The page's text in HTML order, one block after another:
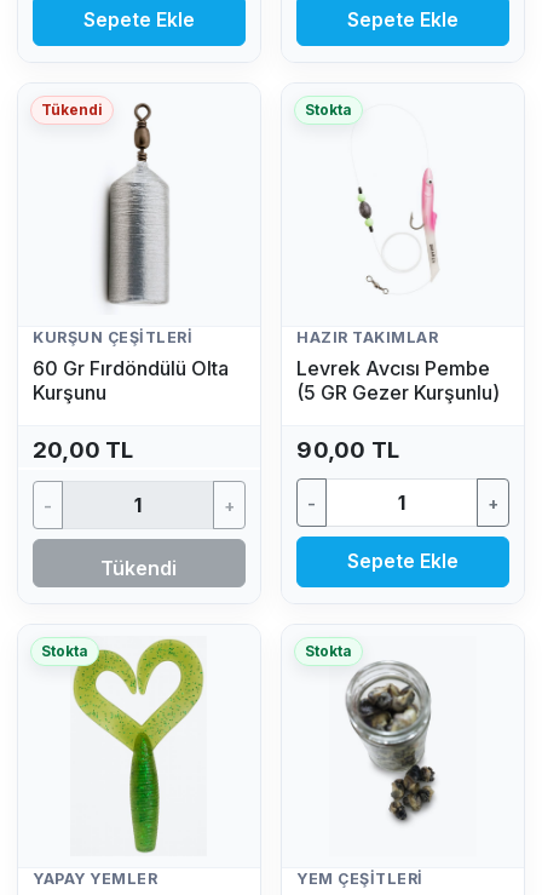
Sepete Ekle Sepete Ekle
Tükendi
KURŞUN ÇEŞITLERI
60 Gr Fırdöndülü Olta
Kurşunu
20,00 TL
- +
Tükendi
Stokta
HAZIR TAKIMLAR
Levrek Avcısı Pembe
(5 GR Gezer Kurşunlu)
90,00 TL
- +
Sepete Ekle
Stokta
YAPAY YEMLER
Stokta
YEM ÇEŞITLERI